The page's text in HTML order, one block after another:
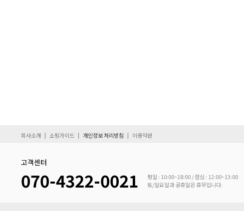
회사소개 | 쇼핑가이드 | 개인정보 처리방침 | 이용약관
고객센터
070-4322-0021
평일 : 10:00~18:00 / 점심 : 12:00~13:00
토/일요일과 공휴일은 휴무입니다.